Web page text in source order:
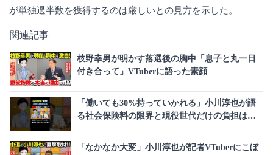
が単独過半数を獲得するのは厳しいとの見方を示した。
関連記事
枝野幸男が明かす落選後の胸中「息子と丸一日
付き合って」VTuberに語った素顔
「働いても30%持っていかれる」小川淳也が語
る社会保険料の限界と現役世代だけの負担はお
「なかなか大変」小川淳也が記者VTuberにこぼ